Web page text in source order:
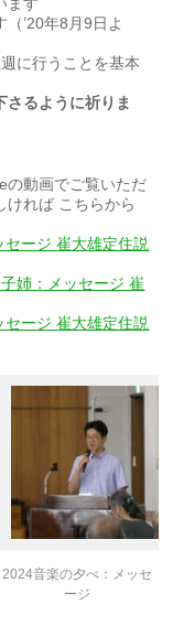
’20年8月9日よ
に行うことを基本
さるように祈りま
の動画でご覧いただ
ければ こちらから
ージ 崔大雄定住説
姉：メッセージ 崔
ージ 崔大雄定住説
2024音楽の夕べ：メッセ
ージ